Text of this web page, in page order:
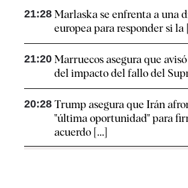
21:28 Marlaska se enfrenta a una
europea para responder si la
21:20 Marruecos asegura que
del impacto del fallo del
20:28 Trump asegura que Irán
"última oportunidad" para
acuerdo [...]